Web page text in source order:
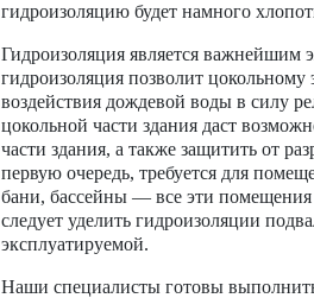
гидроизоляцию будет намного
Гидроизоляция является важнейшим
гидроизоляция позволит
воздействия дождевой воды в силу
цокольной части здания даст
части здания, а также защитить от
первую очередь, требуется для
бани, бассейны — все эти
следует уделить гидроизоляции
эксплуатируемой.
Наши специалисты готовы